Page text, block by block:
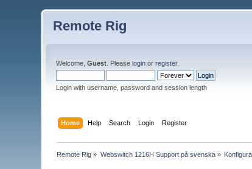
Remote Rig
Welcome,Guest . Pleaselogin orregister.
Login with username, password and session length
Home Help Search Login Register
Remote Rig » Webswitch 1216H Support på svenska»